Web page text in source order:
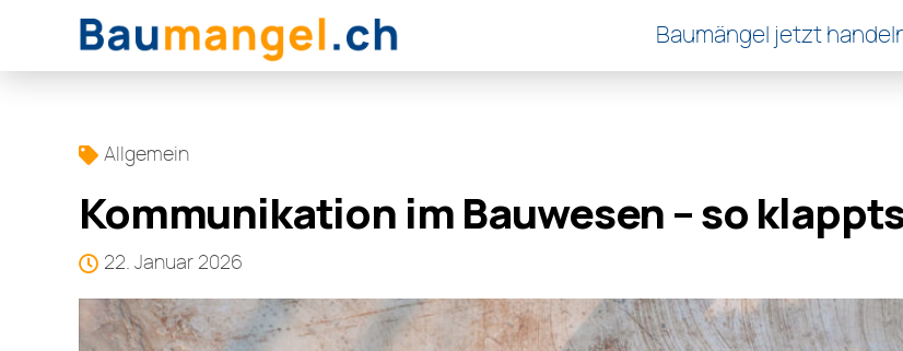
Baumängel jetzt
Allgemein
Kommunikation im Bauwesen – so
22. Januar 2026